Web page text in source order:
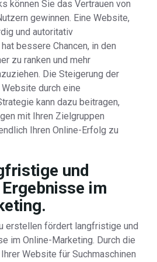
können Sie das Vertrauen von
gewinnen. Eine Website,
und autoritativ
bessere Chancen, in den
zu ranken und mehr
Die Steigerung der
durch eine
kann dazu beitragen,
mit Ihren Zielgruppen
Ihren Online-Erfolg zu
und
im
erstellen fördert langfristige und
im Online-Marketing. Durch die
Website für Suchmaschinen